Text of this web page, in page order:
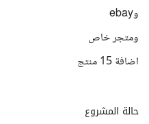
وebay
ومتجر خاص
اضافة 15 منتج
حالة المشروع